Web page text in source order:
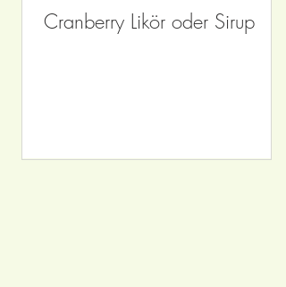
Cranberry Likör oder Sirup